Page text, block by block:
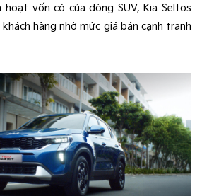
vốn có của dòng SUV, Kia Seltos
hàng nhờ mức giá bán cạnh tranh